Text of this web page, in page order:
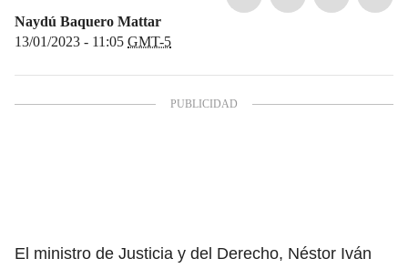
Naydú Baquero Mattar
13/01/2023 - 11:05 GMT-5
El ministro de Justicia y del Derecho, Néstor Iván